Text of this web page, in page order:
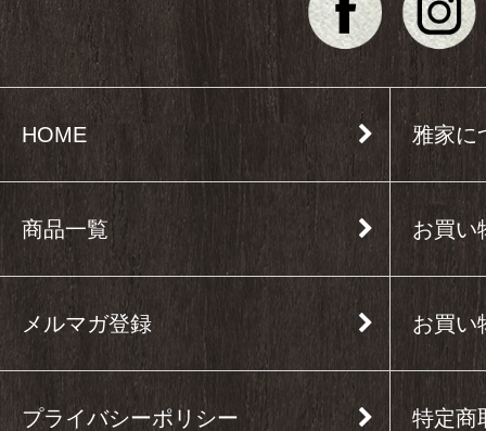
HOME 雅家に
商品一覧 お買い
メルマガ登録 お買い
プライバシーポリシー 特定商